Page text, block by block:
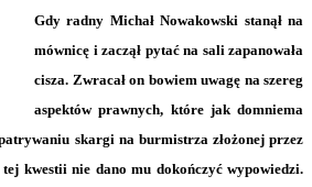
Gdy radny Michał Nowakowski stanął na
mównicę i zaczął pytać na sali zapanowała
cisza. Zwracał on bowiem uwagę na szereg
aspektów prawnych, które jak domniema
skargi na burmistrza złożonej przez
kwestii nie dano mu dokończyć wypowiedzi.